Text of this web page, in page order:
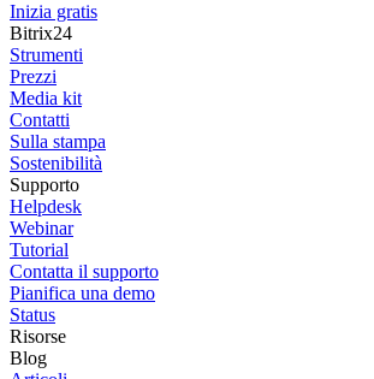
Inizia gratis
Bitrix24
Strumenti
Prezzi
Media kit
Contatti
Sulla stampa
Sostenibilità
Supporto
Helpdesk
Webinar
Tutorial
Contatta il supporto
Pianifica una demo
Status
Risorse
Blog